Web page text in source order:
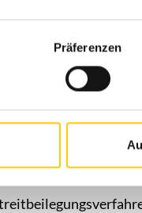
Präferenzen
|
verwendeten
Ihre Weitergabe,